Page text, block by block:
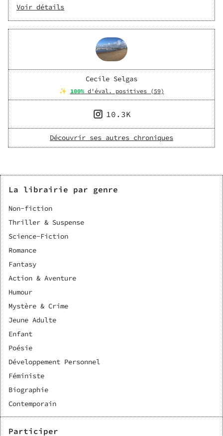
Voir détails
Cecile Selgas
✨ 100% d'éval. positives (59)
10.3K
Découvrir ses autres chroniques
La librairie par genre
Non-fiction
Thriller & Suspense
Science-Fiction
Romance
Fantasy
Action & Aventure
Humour
Mystère & Crime
Jeune Adulte
Enfant
Poésie
Développement Personnel
Féministe
Biographie
Contemporain
Participer